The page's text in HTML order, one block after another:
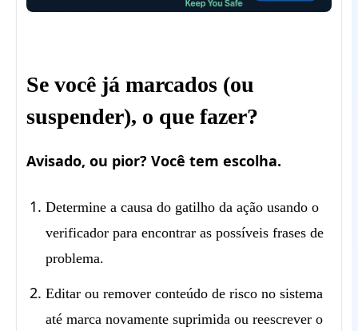
Se você já marcados (ou
suspender), o que fazer?
Avisado, ou pior? Você tem escolha.
Determine a causa do gatilho da ação usando o
verificador para encontrar as possíveis frases de
problema.
Editar ou remover conteúdo de risco no sistema
até marca novamente suprimida ou reescrever o